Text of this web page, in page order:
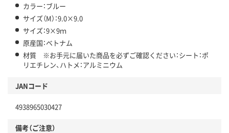
カラー：ブルー
サイズ（M）：9.0×9.0
サイズ：9×9ｍ
原産国：ベトナム
材質 ※お手元に届いた商品を必ずご確認ください：シート：ポ
リエチレン、ハトメ：アルミニウム
JANコード
4938965030427
備考（ご注意）